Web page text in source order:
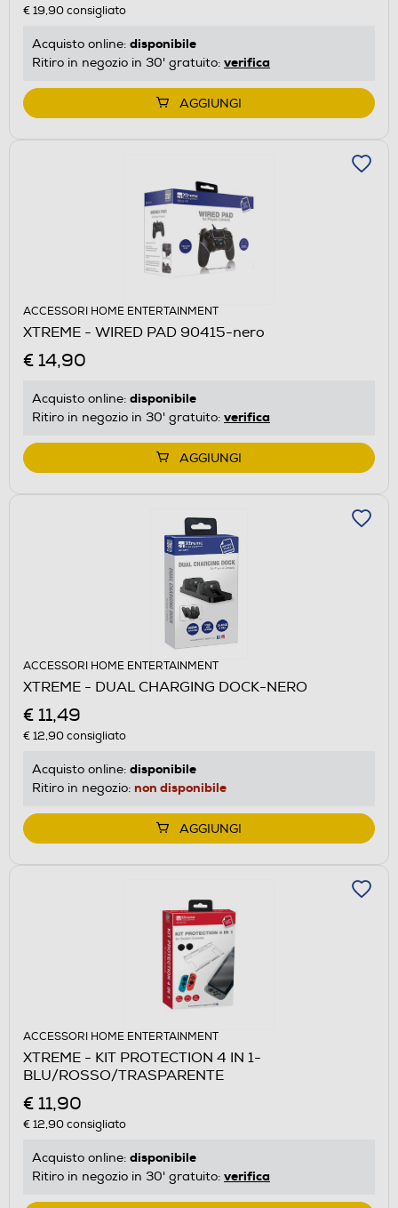
€ 19,90consigliato
Acquisto online: disponibile
Ritiro in negozio in 30' gratuito: verifica
AGGIUNGI
ACCESSORI HOME ENTERTAINMENT
XTREME - WIRED PAD 90415-nero
€ 14,90
Acquisto online: disponibile
Ritiro in negozio in 30' gratuito: verifica
AGGIUNGI
ACCESSORI HOME ENTERTAINMENT
XTREME - DUAL CHARGING DOCK-NERO
€ 11,49
€ 12,90consigliato
Acquisto online: disponibile
Ritiro in negozio: non disponibile
AGGIUNGI
ACCESSORI HOME ENTERTAINMENT
XTREME - KIT PROTECTION 4 IN 1-
BLU/ROSSO/TRASPARENTE
€ 11,90
€ 12,90consigliato
Acquisto online: disponibile
Ritiro in negozio in 30' gratuito: verifica